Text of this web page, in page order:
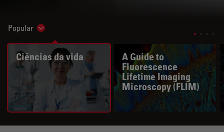
Popular Show subnavigation
Ciências da vida
A Guide to
Fluorescence
Lifetime Imaging
Microscopy (FLIM)